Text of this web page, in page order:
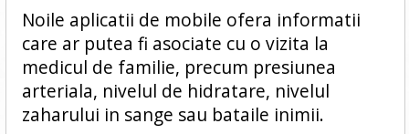
Noile aplicatii de mobile ofera informatii
care ar putea fi asociate cu o vizita la
medicul de familie, precum presiunea
arteriala, nivelul de hidratare, nivelul
zaharului in sange sau bataile inimii.